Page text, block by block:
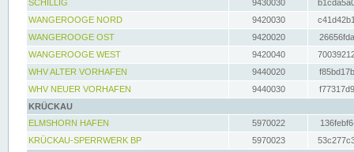
SCHILLIG
9430030
WANGEROOGE NORD
9420030
WANGEROOGE OST
9420020
WANGEROOGE WEST
9420040
WHV ALTER VORHAFEN
9440020
WHV NEUER VORHAFEN
9440030
KRÜCKAU
ELMSHORN HAFEN
5970022
KRÜCKAU-SPERRWERK BP
5970023